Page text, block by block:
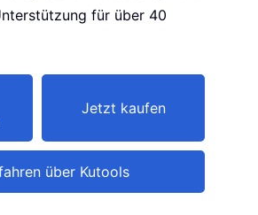
für über 40
Jetzt kaufen
über Kutools